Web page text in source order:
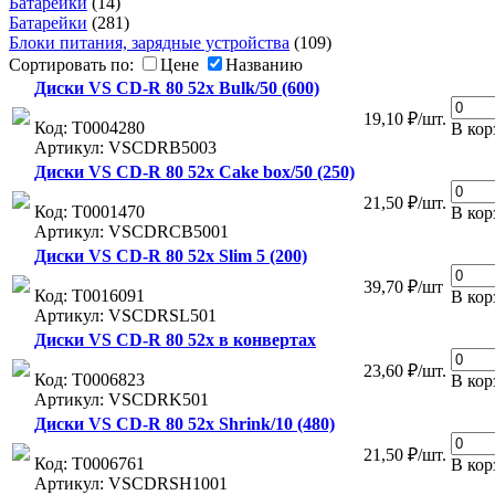
Батарейки (281)
Блоки питания, зарядные устройства (109)
Сортировать по:
Цене
Названию
Диски VS CD-R 80 52x Bulk/50 (600)
Код: Т0004280
Артикул: VSCDRB5003
19,10 ₽/шт.
В
Диски VS CD-R 80 52x Cake box/50 (250)
Код: Т0001470
Артикул: VSCDRCB5001
21,50 ₽/шт.
В
Диски VS CD-R 80 52x Slim 5 (200)
Код: Т0016091
Артикул: VSCDRSL501
39,70 ₽/шт
В
Диски VS CD-R 80 52x в конвертах
Код: Т0006823
Артикул: VSCDRK501
23,60 ₽/шт.
В
Диски VS CD-R 80 52х Shrink/10 (480)
Код: Т0006761
Артикул: VSCDRSH1001
21,50 ₽/шт.
В